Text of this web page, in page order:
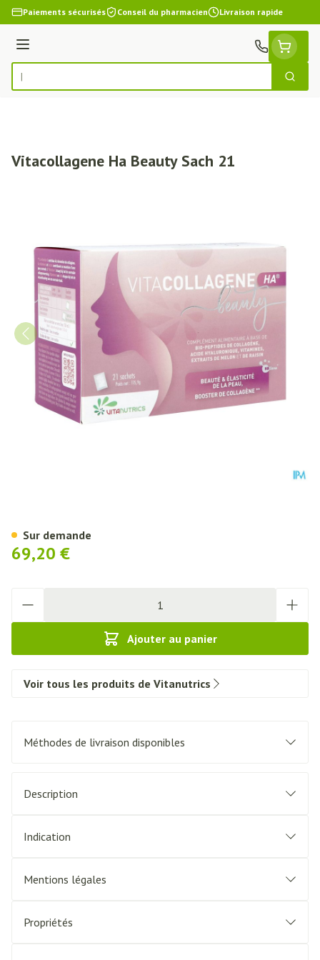
Aller au contenu
Paiements sécurisés Conseil du pharmacien Livraison rapide
Menu
Rechercher
Vitacollagene Ha Beauty Sach 21
69,20 €
Ajouter au panier
Sur demande
Voir tous les produits de Vitanutrics
Méthodes de livraison disponibles
Description
Indication
Mentions légales
Propriétés